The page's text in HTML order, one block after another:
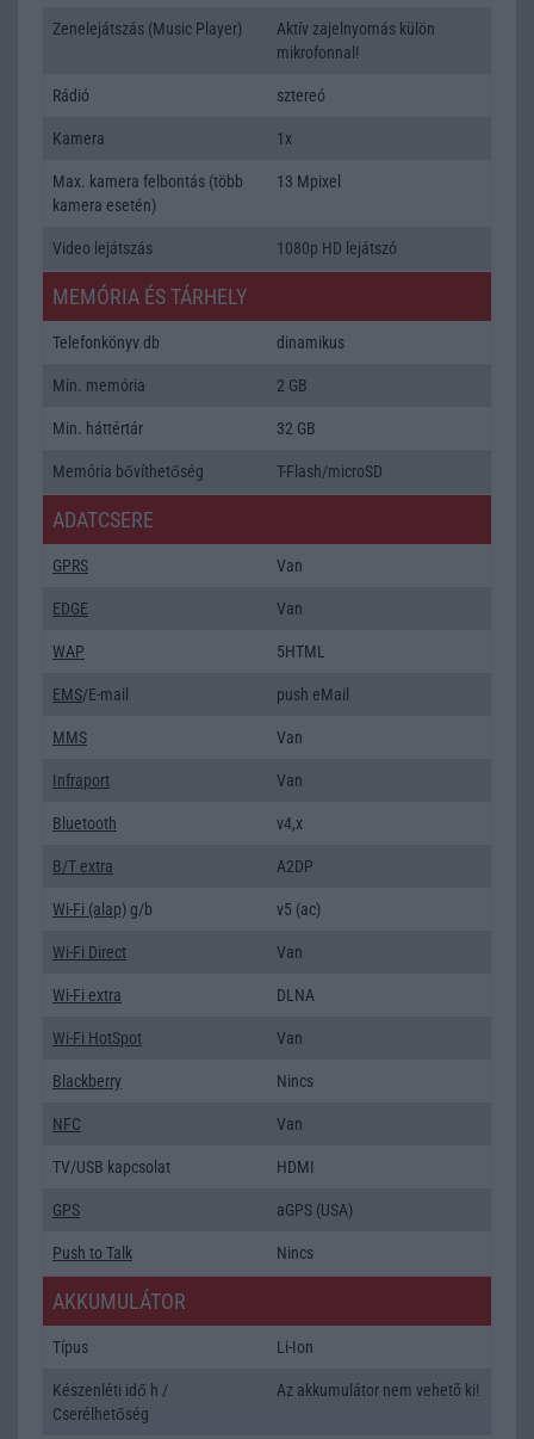
Zenelejátszás (Music Player)
Aktív zajelnyomás külön
mikrofonnal!
Rádió sztereó
Kamera 1x
Max. kamera felbontás (több
kamera esetén)
13 Mpixel
Video lejátszás 1080p HD lejátszó
MEMÓRIA ÉS TÁRHELY
Telefonkönyv db dinamikus
Min. memória 2 GB
Min. háttértár 32 GB
Memória bővíthetőség T-Flash/microSD
ADATCSERE
GPRS Van
EDGE Van
WAP 5HTML
EMS/E-mail push eMail
MMS Van
Infraport Van
Bluetooth v4,x
B/T extra A2DP
Wi-Fi (alap) g/b v5 (ac)
Wi-Fi Direct Van
Wi-Fi extra DLNA
Wi-Fi HotSpot Van
Blackberry Nincs
NFC Van
TV/USB kapcsolat HDMI
GPS aGPS (USA)
Push to Talk Nincs
AKKUMULÁTOR
Típus Li-Ion
Készenléti idő h /
Cserélhetőség
Az akkumulátor nem vehetõ ki!